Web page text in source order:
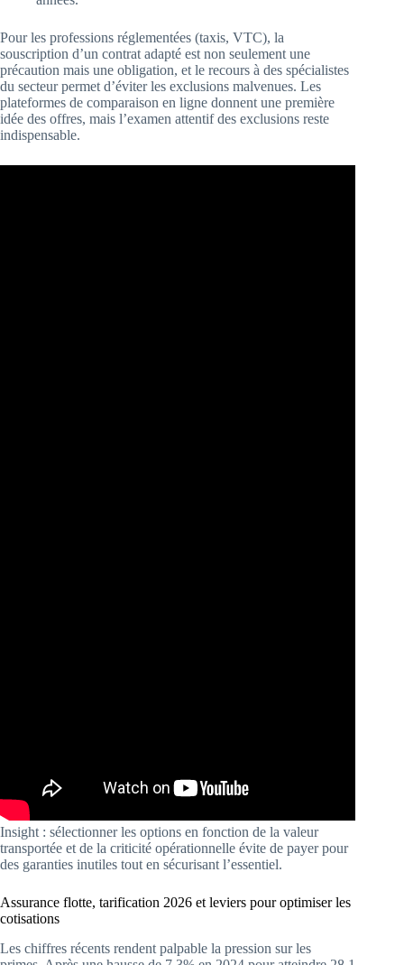
Pour les professions réglementées (taxis, VTC), la
souscription d’un contrat adapté est non seulement une
précaution mais une obligation, et le recours à des spécialistes
du secteur permet d’éviter les exclusions malvenues. Les
plateformes de comparaison en ligne donnent une première
idée des offres, mais l’examen attentif des exclusions reste
indispensable.
Insight : sélectionner les options en fonction de la valeur
transportée et de la criticité opérationnelle évite de payer pour
des garanties inutiles tout en sécurisant l’essentiel.
Assurance flotte, tarification 2026 et leviers pour optimiser les
cotisations
Les chiffres récents rendent palpable la pression sur les